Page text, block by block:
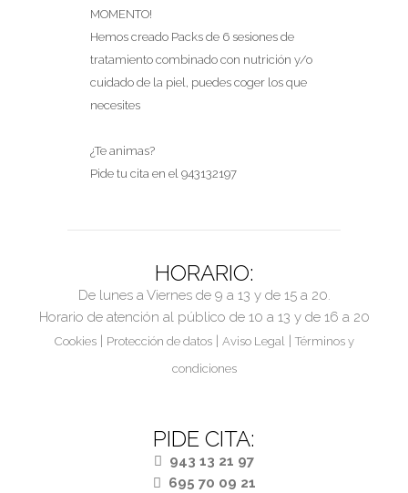
MOMENTO!
Hemos creado Packs de 6 sesiones de
tratamiento combinado con nutrición y/o
cuidado de la piel, puedes coger los que
necesites
¿Te animas?
Pide tu cita en el 943132197
HORARIO:
De lunes a Viernes de 9 a 13 y de 15 a 20.
Horario de atención al público de 10 a 13 y de 16 a 20
Cookies| Protección de datos| Aviso Legal| Términos y
condiciones
PIDE CITA:
943 13 21 97
695 70 09 21